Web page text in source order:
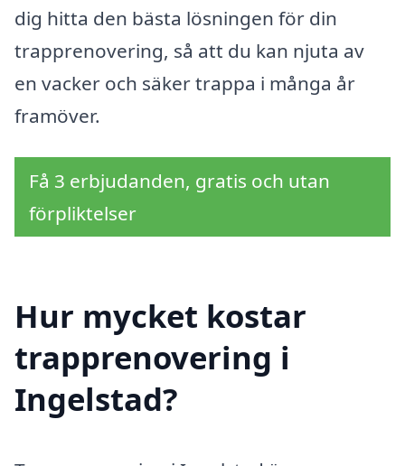
dig hitta den bästa lösningen för din
trapprenovering, så att du kan njuta av
en vacker och säker trappa i många år
framöver.
Få 3 erbjudanden, gratis och utan
förpliktelser
Hur mycket kostar
trapprenovering i
Ingelstad?